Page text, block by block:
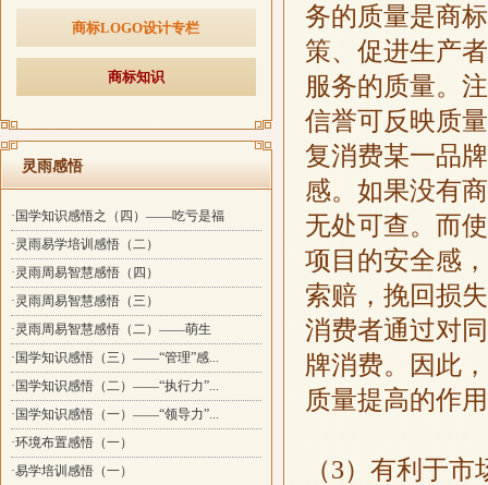
商标LOGO设计专栏
商标知识
灵雨感悟
·国学知识感悟之（四）——吃亏是福
·灵雨易学培训感悟（二）
·灵雨周易智慧感悟（四）
·灵雨周易智慧感悟（三）
·灵雨周易智慧感悟（二）——萌生
·国学知识感悟（三）——“管理”感...
·国学知识感悟（二）——“执行力”...
·国学知识感悟（一）——“领导力”...
·环境布置感悟（一）
·易学培训感悟（一）
务的质量是商
策、促进生产
服务的质量。
信誉可反映质
复消费某一品
感。如果没有
无处可查。而
项目的安全感
索赔，挽回损
消费者通过对
牌消费。因此
质量提高的作
（3）有利于市